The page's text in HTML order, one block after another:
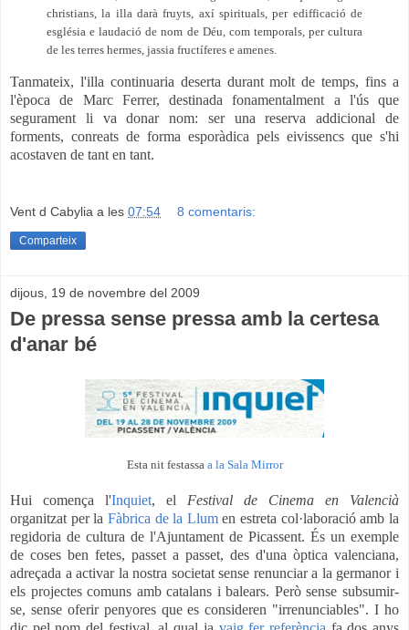
christians, la illa darà fruyts, axí spirituals, per edifficació de
església e laudació de nom de Déu, com temporals, per cultura
de les terres hermes, jassia fructíferes e amenes.
Tanmateix, l'illa continuaria deserta durant molt de temps, fins a
l'època de Marc Ferrer, destinada fonamentalment a l'ús que
segurament li va donar nom: ser una reserva addicional de
forments, conreats de forma esporàdica pels eivissencs que s'hi
acostaven de tant en tant.
Vent d Cabylia a les 07:54 8 comentaris:
Comparteix
dijous, 19 de novembre del 2009
De pressa sense pressa amb la certesa
d'anar bé
Esta nit festassa a la Sala Mirror
Hui comença l'Inquiet, el Festival de Cinema en Valencià
organitzat per la Fàbrica de la Llumen estreta col·laboració amb la
regidoria de cultura de l'Ajuntament de Picassent. És un exemple
de coses ben fetes, passet a passet, des d'una òptica valenciana,
adreçada a activar la nostra societat sense renunciar a la germanor i
els projectes comuns amb catalans i balears. Però sense subsumir-
se, sense oferir penyores que es consideren "irrenunciables". I ho